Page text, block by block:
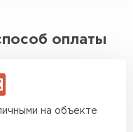
оплаты
на объекте